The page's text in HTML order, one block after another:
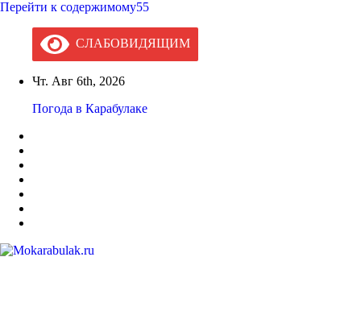
Перейти к содержимому55
СЛАБОВИДЯЩИМ
Чт. Авг 6th, 2026
Погода в Карабулаке